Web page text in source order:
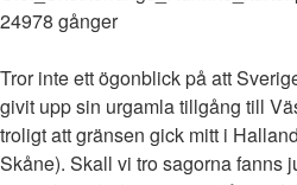
24978 gånger
Tror inte ett ögonblick på att
givit upp sin urgamla tillgång till
troligt att gränsen gick mitt i
Skåne). Skall vi tro sagorna fanns